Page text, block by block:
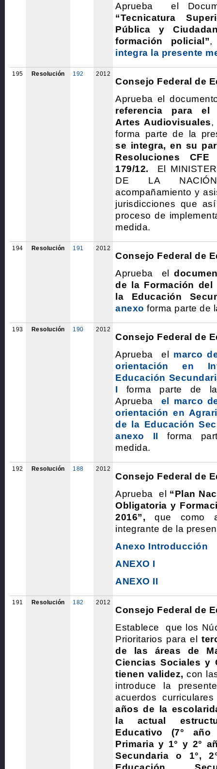
Aprueba el
“Tecnicatura
Pública y
formación policial”,
integra la presente
195 Resolución 192 2012
Consejo Federal de
Aprueba el
referencia para el
Artes Audiovisuales,
forma parte de la
se integra, en su
Resoluciones
179/12. El
DE LA
acompañamiento y
jurisdicciones que
proceso de
medida.
194 Resolución 191 2012
Consejo Federal de
Aprueba el
de la Formación del
la Educación
anexo forma parte de
193 Resolución 190 2012
Consejo Federal de
Aprueba el marco
orientación en
Educación
I forma parte de la
Aprueba el marco
orientación en
de la Educación
anexo II
forma
medida.
192 Resolución 188 2012
Consejo Federal de
Aprueba el “Plan
Obligatoria y
2016”, que como
integrante de la
Anexo Introducción
ANEXO I
ANEXO II
191 Resolución 182 2012
Consejo Federal de
Establece que los
Prioritarios para el
de las áreas de
Ciencias Sociales y
tienen validez, con
introduce la
acuerdos
años de la
la actual
Educativo (7°
Primaria y 1° y 2°
Secundaria o 1°,